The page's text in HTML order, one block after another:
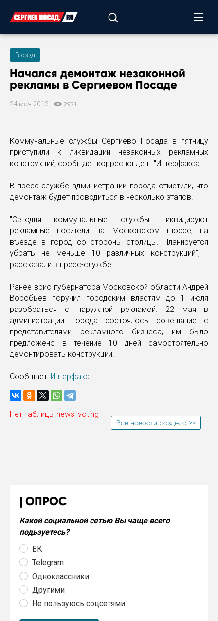
Город
Начался демонтаж незаконной
рекламы в Сергиевом Посаде
24 мая 2013 2971
Коммунальные службы Сергиево Посада в пятницу
приступили к ликвидации незаконных рекламных
конструкций, сообщает корреспондент "Интерфакса".
В пресс-службе администрации города отметили, что
демонтаж будет проводиться в несколько этапов.
"Сегодня коммунальные службы ликвидируют
рекламные носители на Московском шоссе, на
въезде в город со стороны столицы. Планируется
убрать не меньше 10 различных конструкций", -
рассказали в пресс-службе.
Ранее врио губернатора Московской области Андрей
Воробьев поручил городским властям до 1 июля
разобраться с наружной рекламой. 22 мая в
администрации города состоялось совещание с
представителями рекламного бизнеса, им было
предложено в течение 10 дней самостоятельно
демонтировать конструкции.
Сообщает: Интерфакс
Нет таблицы news_voting
Все новости раздела >>
ОПРОС
Какой социальной сетью Вы чаще всего
подьзуетесь?
ВК
Telegram
Одноклассники
Другими
Не пользуюсь соцсетями